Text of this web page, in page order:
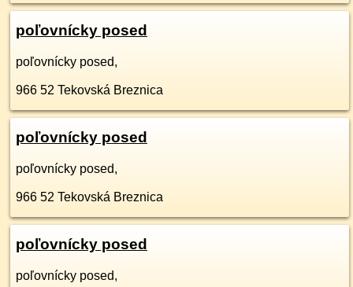
poľovnícky posed
poľovnícky posed,
966 52 Tekovská Breznica
poľovnícky posed
poľovnícky posed,
966 52 Tekovská Breznica
poľovnícky posed
poľovnícky posed,